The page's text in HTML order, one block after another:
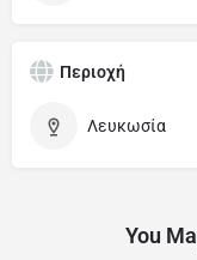
Περιοχή
Λευκωσία
You